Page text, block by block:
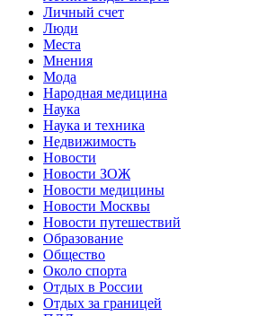
Личный счет
Люди
Места
Мнения
Мода
Народная медицина
Наука
Наука и техника
Недвижимость
Новости
Новости ЗОЖ
Новости медицины
Новости Москвы
Новости путешествий
Образование
Общество
Около спорта
Отдых в России
Отдых за границей